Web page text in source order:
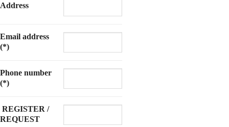
Address
Email address
(*)
Phone number
(*)
REGISTER /
REQUEST